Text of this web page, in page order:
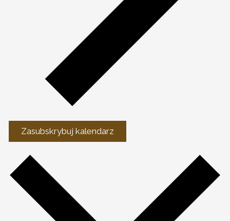
Zasubskrybuj kalendarz